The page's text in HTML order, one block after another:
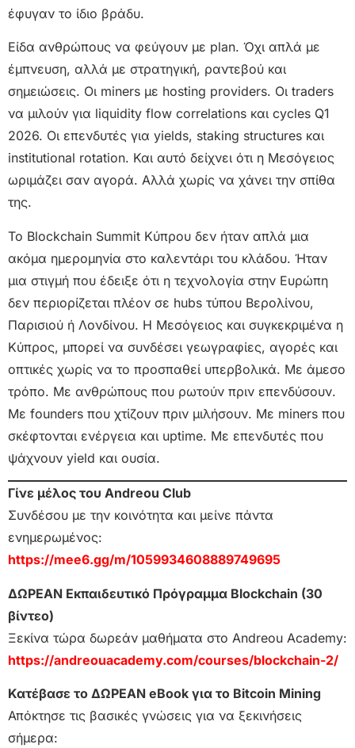
έφυγαν το ίδιο βράδυ.
Είδα ανθρώπους να φεύγουν με plan. Όχι απλά με
έμπνευση, αλλά με στρατηγική, ραντεβού και
σημειώσεις. Οι miners με hosting providers. Οι traders
να μιλούν για liquidity flow correlations και cycles Q1
2026. Οι επενδυτές για yields, staking structures και
institutional rotation. Και αυτό δείχνει ότι η Μεσόγειος
ωριμάζει σαν αγορά. Αλλά χωρίς να χάνει την σπίθα
της.
Το Blockchain Summit Κύπρου δεν ήταν απλά μια
ακόμα ημερομηνία στο καλεντάρι του κλάδου. Ήταν
μια στιγμή που έδειξε ότι η τεχνολογία στην Ευρώπη
δεν περιορίζεται πλέον σε hubs τύπου Βερολίνου,
Παρισιού ή Λονδίνου. Η Μεσόγειος και συγκεκριμένα η
Κύπρος, μπορεί να συνδέσει γεωγραφίες, αγορές και
οπτικές χωρίς να το προσπαθεί υπερβολικά. Με άμεσο
τρόπο. Με ανθρώπους που ρωτούν πριν επενδύσουν.
Με founders που χτίζουν πριν μιλήσουν. Με miners που
σκέφτονται ενέργεια και uptime. Με επενδυτές που
ψάχνουν yield και ουσία.
Γίνε μέλος του Andreou Club
Συνδέσου με την κοινότητα και μείνε πάντα
ενημερωμένος:
https://mee6.gg/m/1059934608889749695
ΔΩΡΕΑΝ Εκπαιδευτικό Πρόγραμμα Blockchain (30
βίντεο)
Ξεκίνα τώρα δωρεάν μαθήματα στο Andreou Academy:
https://andreouacademy.com/courses/blockchain-2/
Κατέβασε το ΔΩΡΕΑΝ eBook για το Bitcoin Mining
Απόκτησε τις βασικές γνώσεις για να ξεκινήσεις
σήμερα: